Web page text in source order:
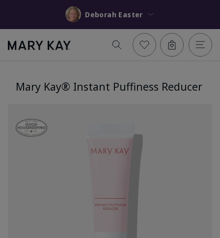
Deborah Easter
Mary Kay® Instant Puffiness Reducer